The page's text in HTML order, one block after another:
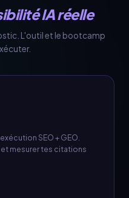
IA réelle
L'outil et le bootcamp
SEO + GEO.
mesurer tes citations